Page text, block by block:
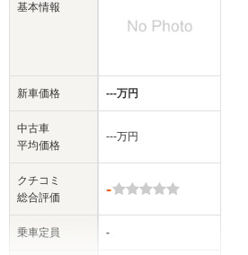
基本情報
新車価格
中古車
平均価格
クチコミ
総合評価
乗車定員
‐‐‐万円
‐‐‐万円
-
-